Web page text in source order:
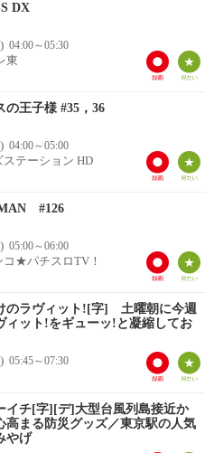
DX
04:00～05:30
東
の王子様 #35，36
04:00～05:00
ステーション HD
#126
05:00～06:00
コ★パチスロTV！
のラヴィット![字] 土曜朝に今週
ィット!をギューッ!と凝縮してお
05:45～07:30
イチ[字][デ]大型台風列島接近か
高まる防災グッズ／東京駅の人気
やげ